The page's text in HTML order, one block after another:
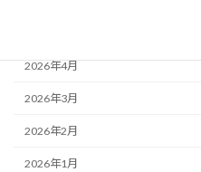
2026年4月
2026年3月
2026年2月
2026年1月